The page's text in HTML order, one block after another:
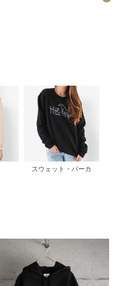
スウェット・パーカ